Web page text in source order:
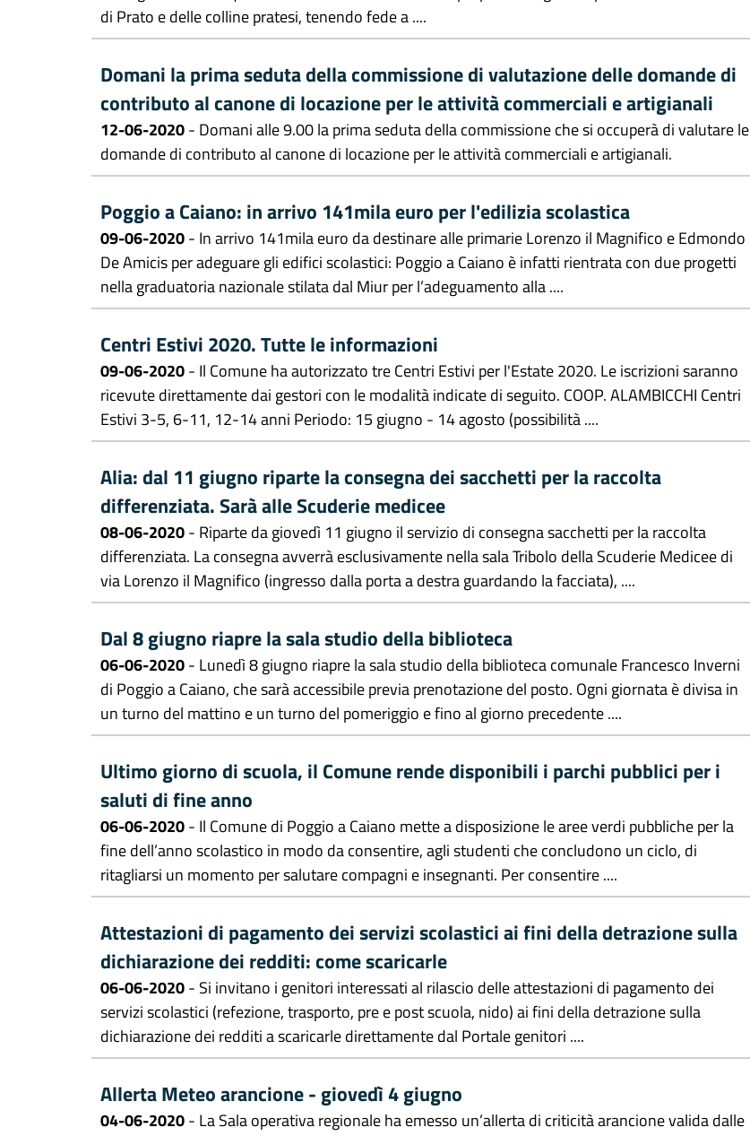
di Prato e delle colline pratesi, tenendo fede a ....
Domani la prima seduta della commissione di valutazione delle domande di
contributo al canone di locazione per le attività commerciali e artigianali
12-06-2020- Domani alle 9.00 la prima seduta della commissione che si occuperà di valutare le
domande di contributo al canone di locazione per le attività commerciali e artigianali.
Poggio a Caiano: in arrivo 141mila euro per l'edilizia scolastica
09-06-2020- In arrivo 141mila euro da destinare alle primarie Lorenzo il Magnifico e Edmondo
De Amicis per adeguare gli edifici scolastici: Poggio a Caiano è infatti rientrata con due progetti
nella graduatoria nazionale stilata dal Miur per l’adeguamento alla ....
Centri Estivi 2020. Tutte le informazioni
09-06-2020- Il Comune ha autorizzato tre Centri Estivi per l'Estate 2020. Le iscrizioni saranno
ricevute direttamente dai gestori con le modalità indicate di seguito. COOP. ALAMBICCHI Centri
Estivi 3-5, 6-11, 12-14 anni Periodo: 15 giugno - 14 agosto (possibilità ....
Alia: dal 11 giugno riparte la consegna dei sacchetti per la raccolta
differenziata. Sarà alle Scuderie medicee
08-06-2020- Riparte da giovedì 11 giugno il servizio di consegna sacchetti per la raccolta
differenziata. La consegna avverrà esclusivamente nella sala Tribolo della Scuderie Medicee di
via Lorenzo il Magnifico (ingresso dalla porta a destra guardando la facciata), ....
Dal 8 giugno riapre la sala studio della biblioteca
06-06-2020- Lunedì 8 giugno riapre la sala studio della biblioteca comunale Francesco Inverni
di Poggio a Caiano, che sarà accessibile previa prenotazione del posto. Ogni giornata è divisa in
un turno del mattino e un turno del pomeriggio e fino al giorno precedente ....
Ultimo giorno di scuola, il Comune rende disponibili i parchi pubblici per i
saluti di fine anno
06-06-2020- Il Comune di Poggio a Caiano mette a disposizione le aree verdi pubbliche per la
fine dell’anno scolastico in modo da consentire, agli studenti che concludono un ciclo, di
ritagliarsi un momento per salutare compagni e insegnanti. Per consentire ....
Attestazioni di pagamento dei servizi scolastici ai fini della detrazione sulla
dichiarazione dei redditi: come scaricarle
06-06-2020- Si invitano i genitori interessati al rilascio delle attestazioni di pagamento dei
servizi scolastici (refezione, trasporto, pre e post scuola, nido) ai fini della detrazione sulla
dichiarazione dei redditi a scaricarle direttamente dal Portale genitori ....
Allerta Meteo arancione - giovedì 4 giugno
04-06-2020- La Sala operativa regionale ha emesso un’allerta di criticità arancione valida dalle